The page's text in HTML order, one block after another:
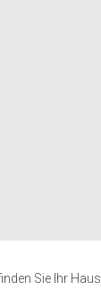
Sie Ihr Haus